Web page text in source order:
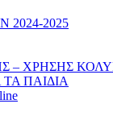
2025
– ΧΡΗΣΗΣ
ΠΑΙΔΙΑ